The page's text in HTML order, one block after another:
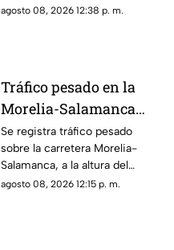
Michoacán aumenta de 11 a 12
Instituto del Transporte de
Michoacán (ITransporte).
agosto 08, 2026 12:38 p. m.
Tráfico pesado en la
Morelia-Salamanca
por obras; toma
precauciones
Se registra tráfico pesado
sobre la carretera Morelia-
Salamanca, a la altura del
Tecnológico de Morelia,
agosto 08, 2026 12:15 p. m.